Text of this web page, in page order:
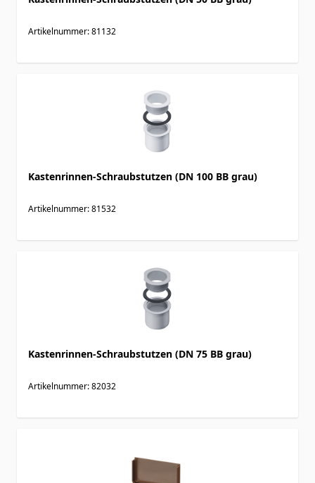
Artikelnummer: 81132
Kastenrinnen-Schraubstutzen (DN 100 BB grau)
Artikelnummer: 81532
Kastenrinnen-Schraubstutzen (DN 75 BB grau)
Artikelnummer: 82032